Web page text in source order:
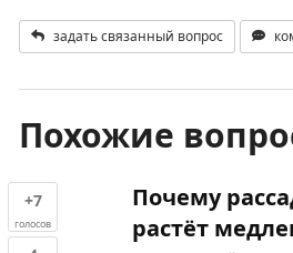
задать связанный вопрос
Похожие
+7
голосов
Почему
растёт